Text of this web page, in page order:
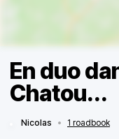
En duo
Chatou...
Nicolas • 1 roadbook